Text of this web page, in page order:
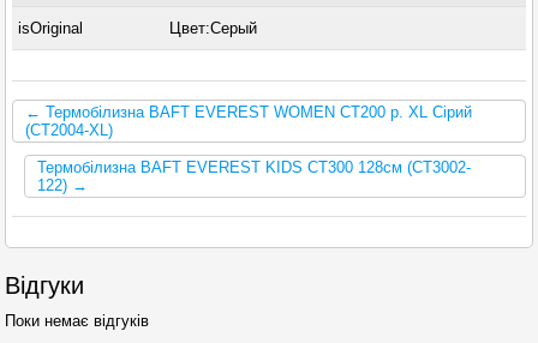
isOriginal Цвет:Серый
← Термобілизна BAFT EVEREST WOMEN CT200 р. XL Сірий
(CT2004-XL)
Термобілизна BAFT EVEREST KIDS CT300 128см (CT3002-
122) →
Відгуки
Поки немає відгуків